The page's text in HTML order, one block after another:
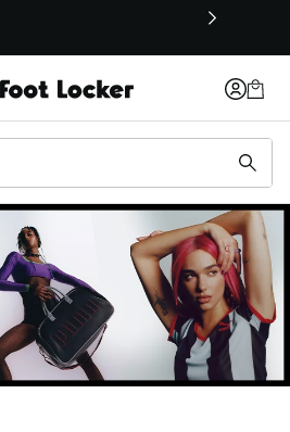
nouvelle fenêtre